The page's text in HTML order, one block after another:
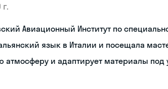
г.
Авиационный Институт по
язык в Италии и посещала
атмосферу и адаптирует материалы под